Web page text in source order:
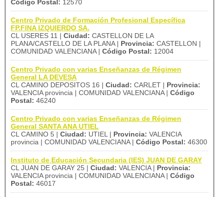
Código Postal: 12570
Centro Privado de Formación Profesional Específica
FP.FINA IZQUIERDO SA.
CL USERES 11 | Ciudad: CASTELLON DE LA
PLANA/CASTELLO DE LA PLANA | Provincia: CASTELLON |
COMUNIDAD VALENCIANA | Código Postal: 12004
Centro Privado con varias Enseñanzas de Régimen
General LA DEVESA
CL CAMINO DEPOSITOS 16 | Ciudad: CARLET | Provincia:
VALENCIA provincia | COMUNIDAD VALENCIANA | Código
Postal: 46240
Centro Privado con varias Enseñanzas de Régimen
General SANTA ANA UTIEL
CL CAMINO 5 | Ciudad: UTIEL | Provincia: VALENCIA
provincia | COMUNIDAD VALENCIANA | Código Postal: 46300
Instituto de Educación Secundaria (IES) JUAN DE GARAY
CL JUAN DE GARAY 25 | Ciudad: VALENCIA | Provincia:
VALENCIA provincia | COMUNIDAD VALENCIANA | Código
Postal: 46017